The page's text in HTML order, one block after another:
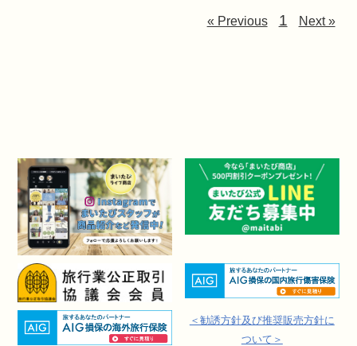
＜勧誘方針及び推奨販売方針に
ついて＞
« Previous 1 Next »